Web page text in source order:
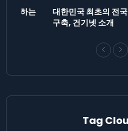
제출하는
대한민국 최초의 전
구축, 건기넷 소개
Tag